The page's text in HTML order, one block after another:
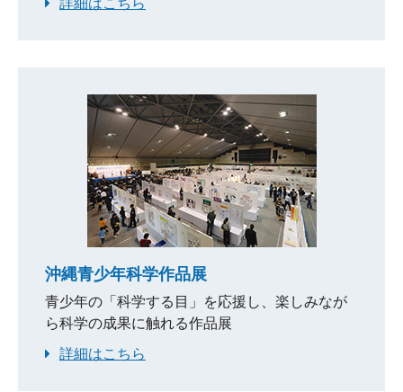
沖縄青少年科学作品展
青少年の「科学する目」を応援し、楽しみなが
ら科学の成果に触れる作品展
詳細はこちら